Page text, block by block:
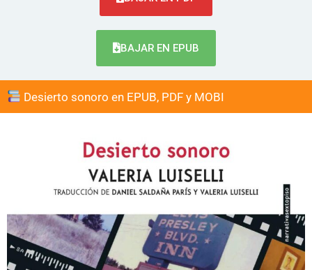
BAJAR EN EPUB
Desierto sonoro en EPUB, PDF y MOBI